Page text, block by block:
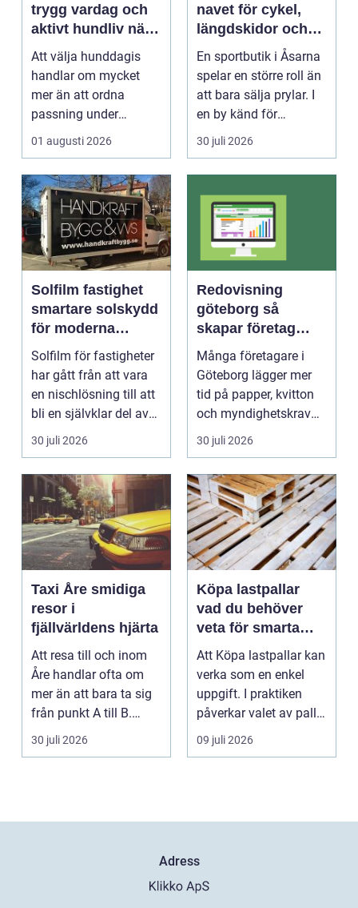
trygg vardag och
aktivt hundliv nära
stan
Att välja hunddagis
handlar om mycket
mer än att ordna
passning under
arbetsdagen. För
många hundäga...
01 augusti 2026
navet för cykel,
längdskidor och
löpning i södra
jämtland
En sportbutik i Åsarna
spelar en större roll än
att bara sälja prylar. I
en by känd för
längdskidåkn...
30 juli 2026
Solfilm fastighet
smartare solskydd
för moderna
byggnader
Solfilm för fastigheter
har gått från att vara
en nischlösning till att
bli en självklar del av
mode...
30 juli 2026
Redovisning
göteborg så
skapar företag
bättre kontroll och
mer tid
Många företagare i
Göteborg lägger mer
tid på papper, kvitton
och myndighetskrav
än på kunder och ut...
30 juli 2026
Taxi Åre smidiga
resor i
fjällvärldens hjärta
Att resa till och inom
Åre handlar ofta om
mer än att bara ta sig
från punkt A till B.
Vädret skifta...
30 juli 2026
Köpa lastpallar
vad du behöver
veta för smarta
och hållbara val
Att Köpa lastpallar kan
verka som en enkel
uppgift. I praktiken
påverkar valet av pall
09 juli 2026
Adress